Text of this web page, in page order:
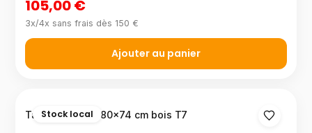
105,00 €
3x/4x sans frais dès 150 €
Ajouter au panier
Stock local
Table rect 120x80x74 cm bois T7